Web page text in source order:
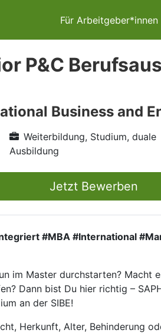
Für Arbeitgeber*innen
P&C
Business and
Weiterbildung, Studium, duale
Ausbildung
Jetzt Bewerben
#MBA #International
im Master durchstarten? Macht
Dann bist Du hier richtig –
an der SIBE!
Herkunft, Alter, Behinderung